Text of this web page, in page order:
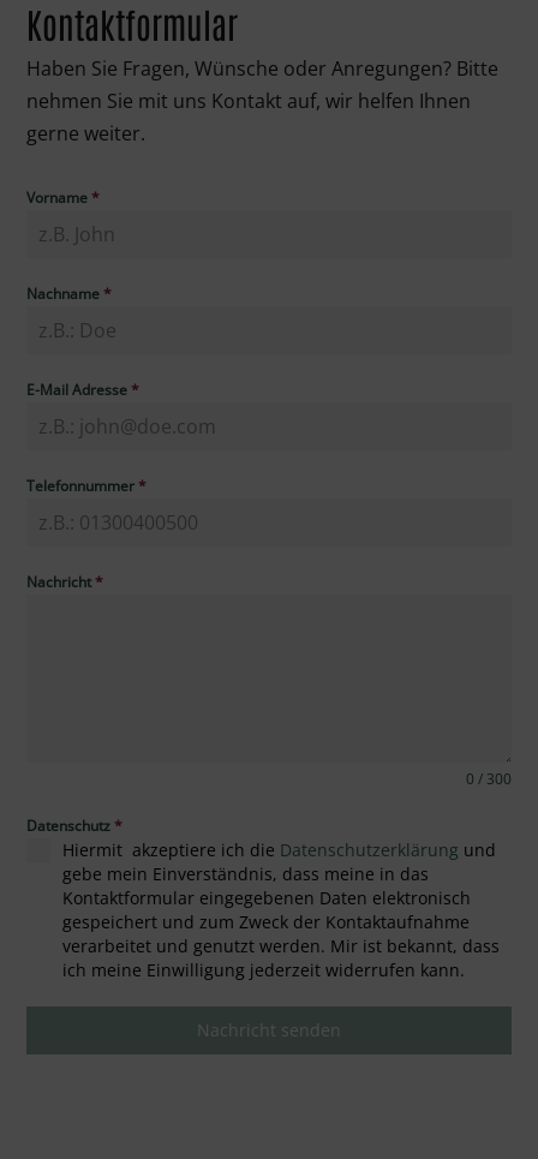
Kontaktformular
Haben Sie Fragen, Wünsche oder Anregungen? Bitte
nehmen Sie mit uns Kontakt auf, wir helfen Ihnen
gerne weiter.
Vorname *
Nachname *
E-Mail Adresse *
Telefonnummer *
Nachricht*
0 / 300
Datenschutz *
Hiermit akzeptiere ich die Datenschutzerklärung und
gebe mein Einverständnis, dass meine in das
Kontaktformular eingegebenen Daten elektronisch
gespeichert und zum Zweck der Kontaktaufnahme
verarbeitet und genutzt werden. Mir ist bekannt, dass
ich meine Einwilligung jederzeit widerrufen kann.
Nachricht senden